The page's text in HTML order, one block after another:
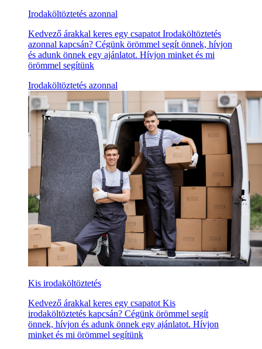
Irodaköltöztetés azonnal
Kedvező árakkal keres egy csapatot Irodaköltöztetés
azonnal kapcsán? Cégünk örömmel segít önnek, hívjon
és adunk önnek egy ajánlatot. Hívjon minket és mi
örömmel segítünk
Irodaköltöztetés azonnal
Kis irodaköltöztetés
Kedvező árakkal keres egy csapatot Kis
irodaköltöztetés kapcsán? Cégünk örömmel segít
önnek, hívjon és adunk önnek egy ajánlatot. Hívjon
minket és mi örömmel segítünk